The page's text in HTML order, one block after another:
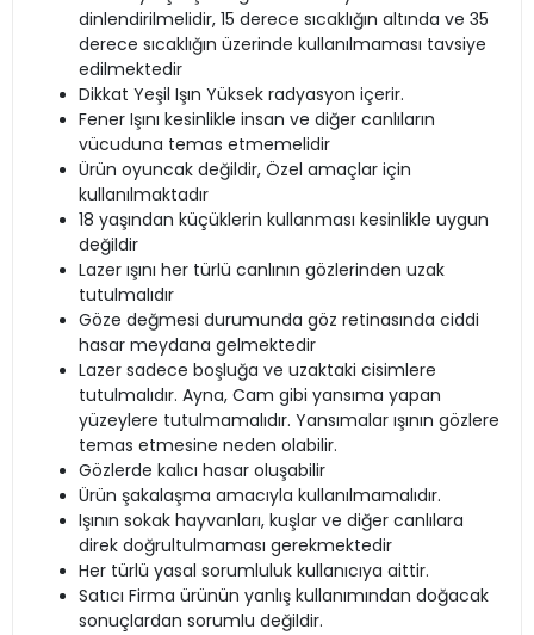
dinlendirilmelidir, 15 derece sıcaklığın altında ve 35
derece sıcaklığın üzerinde kullanılmaması tavsiye
edilmektedir
Dikkat Yeşil Işın Yüksek radyasyon içerir.
Fener Işını kesinlikle insan ve diğer canlıların
vücuduna temas etmemelidir
Ürün oyuncak değildir, Özel amaçlar için
kullanılmaktadır
18 yaşından küçüklerin kullanması kesinlikle uygun
değildir
Lazer ışını her türlü canlının gözlerinden uzak
tutulmalıdır
Göze değmesi durumunda göz retinasında ciddi
hasar meydana gelmektedir
Lazer sadece boşluğa ve uzaktaki cisimlere
tutulmalıdır. Ayna, Cam gibi yansıma yapan
yüzeylere tutulmamalıdır. Yansımalar ışının gözlere
temas etmesine neden olabilir.
Gözlerde kalıcı hasar oluşabilir
Ürün şakalaşma amacıyla kullanılmamalıdır.
Işının sokak hayvanları, kuşlar ve diğer canlılara
direk doğrultulmaması gerekmektedir
Her türlü yasal sorumluluk kullanıcıya aittir.
Satıcı Firma ürünün yanlış kullanımından doğacak
sonuçlardan sorumlu değildir.